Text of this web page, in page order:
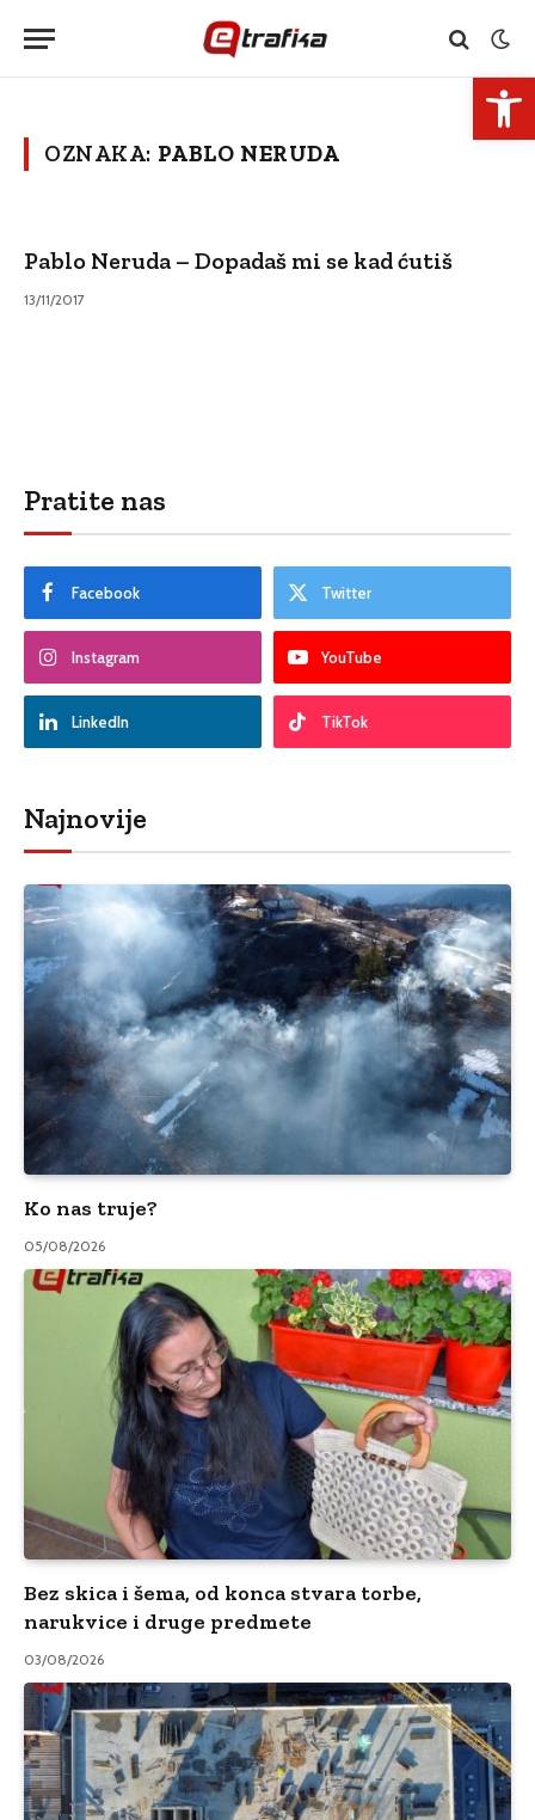
OZNAKA: PABLO NERUDA
Pablo Neruda – Dopadaš mi se kad ćutiš
13/11/2017
Pratite nas
Facebook Twitter
Instagram YouTube
LinkedIn TikTok
Najnovije
Ko nas truje?
05/08/2026
Bez skica i šema, od konca stvara torbe,
narukvice i druge predmete
03/08/2026